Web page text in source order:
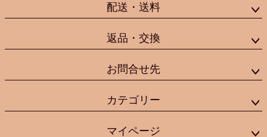
配送・送料
返品・交換
お問合せ先
カテゴリー
マイページ